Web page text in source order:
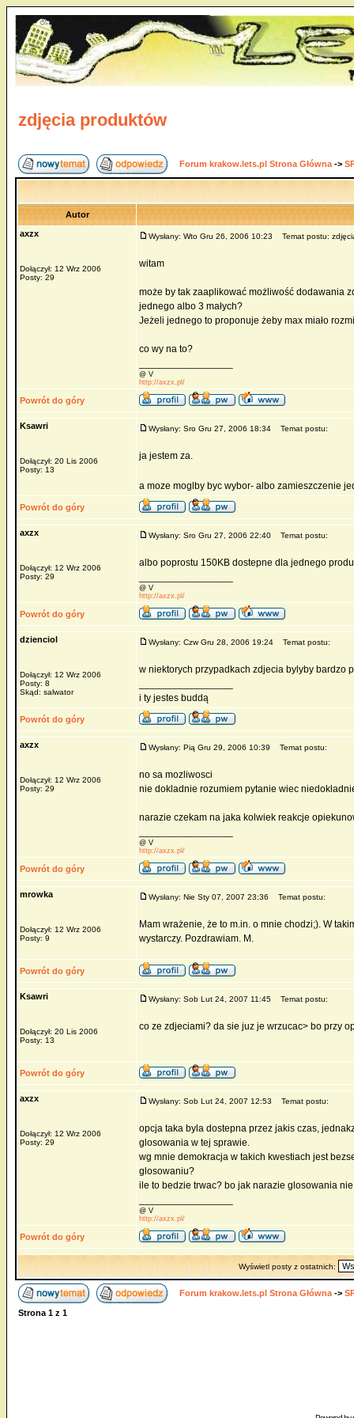
zdjęcia produktów
Forum krakow.lets.pl Strona Główna ->
Autor
axzx
Dołączył: 12 Wrz 2006
Posty: 29
Wysłany: Wto Gru 26, 2006 10:23 Temat postu:
witam
może by tak zaaplikować możliwość dodawania
jednego albo 3 małych?
Jeżeli jednego to proponuje żeby max miało
co wy na to?
@ V
http://axzx.pl/
Powrót do góry
Ksawri
Dołączył: 20 Lis 2006
Posty: 13
Wysłany: Sro Gru 27, 2006 18:34 Temat postu:
ja jestem za.
a moze moglby byc wybor- albo zamieszczenie
Powrót do góry
axzx
Dołączył: 12 Wrz 2006
Posty: 29
Wysłany: Sro Gru 27, 2006 22:40 Temat postu:
albo poprostu 150KB dostepne dla jednego
@ V
http://axzx.pl/
Powrót do góry
dzienciol
Dołączył: 12 Wrz 2006
Posty: 8
Skąd: salwator
Wysłany: Czw Gru 28, 2006 19:24 Temat postu:
w niektorych przypadkach zdjecia bylyby bardzo
i ty jestes buddą
Powrót do góry
axzx
Dołączył: 12 Wrz 2006
Posty: 29
Wysłany: Pią Gru 29, 2006 10:39 Temat postu:
no sa mozliwosci
nie dokladnie rozumiem pytanie wiec
narazie czekam na jaka kolwiek reakcje
@ V
http://axzx.pl/
Powrót do góry
mrowka
Dołączył: 12 Wrz 2006
Posty: 9
Wysłany: Nie Sty 07, 2007 23:36 Temat postu:
Mam wrażenie, że to m.in. o mnie chodzi;). W
wystarczy. Pozdrawiam. M.
Powrót do góry
Ksawri
Dołączył: 20 Lis 2006
Posty: 13
Wysłany: Sob Lut 24, 2007 11:45 Temat postu:
co ze zdjeciami? da sie juz je wrzucac> bo przy
Powrót do góry
axzx
Dołączył: 12 Wrz 2006
Posty: 29
Wysłany: Sob Lut 24, 2007 12:53 Temat postu:
opcja taka byla dostepna przez jakis czas,
glosowania w tej sprawie.
wg mnie demokracja w takich kwestiach jest
glosowaniu?
ile to bedzie trwac? bo jak narazie glosowania
@ V
http://axzx.pl/
Powrót do góry
Wyświetl posty z ostatnich:
Forum krakow.lets.pl Strona Główna ->
Strona 1 z 1